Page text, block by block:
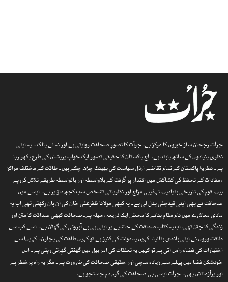
جرأت رجحان ساز خبروں کا مرکز ہے۔جرأت کا تصورِ صحافت روایتی ہے اور نہ لے پالک ۔ یہ اپنی
نظری بنیادوں کے ساتھ پابند ہے۔ آج پاکستان کا حقیقی تصور ایک خوابِ پریشاں کی طرح بکھر رہا
ہے۔ نظریۂ پاکستان کے تمام تقاضے ارذل سیاست کی بھینٹ چڑھ چکے ہیں۔ طاقت کے مختلف مراکز
، مفادات کے تحفظ کی کشاکش میں اقتدار پر گرفت کے بلاواسطہ اور بالواسطہ طریقے تلاش کررہے
ہیں۔قوم کی تاریخی بنیادیں، تہذیبی مزاج اور نظریاتی تشخص سب کچھ داؤ پر ہے۔ ایسے میں
صحافت نے بھی اپنی قینچلی بدل لی ہے۔ یہ کبھی مولانا ظفرعلی خان کی آن بان رکھتی تھی اب یہ
مادی معاشرے میں نام مقام بنانے کا محض ایک ذریعہ ،حیلہ ہے۔صحافت کبھی صداقت کا متن اور
زندگی کا جتن تھی، اب یہ کتاب صداقت کے حاشیے پر اپنی ہی بے آبروئی کی گھٹن ہے۔ اسے کب سے
طاقت وروں نے اپنی باندی بنالیا۔ کہیں یہ دولت کی کنیز ہے تو کہیں طاقت کی پچارن۔ کہیںا سے
اختیارات کی فضاء راس آتی ہے تو کہیں یہ تعلقات کی امر بیل میں گھٹتی گھِرتی رہتی ہے۔ اس
خودشکن فضا میں پہلے سے زیادہ سچی اور حقیقی صحافت کی ضرورت ہے۔ مگر یہ راہ پرخطر ہے
اور پرآزمائش بھی۔ جرأت ایسی ہی صحافت کی گرم دم جستجو ہے۔